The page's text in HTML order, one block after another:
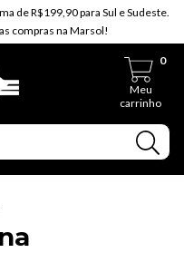
de R$199,90 para Sul e Sudeste.
compras na Marsol!
Meu
carrinho
0